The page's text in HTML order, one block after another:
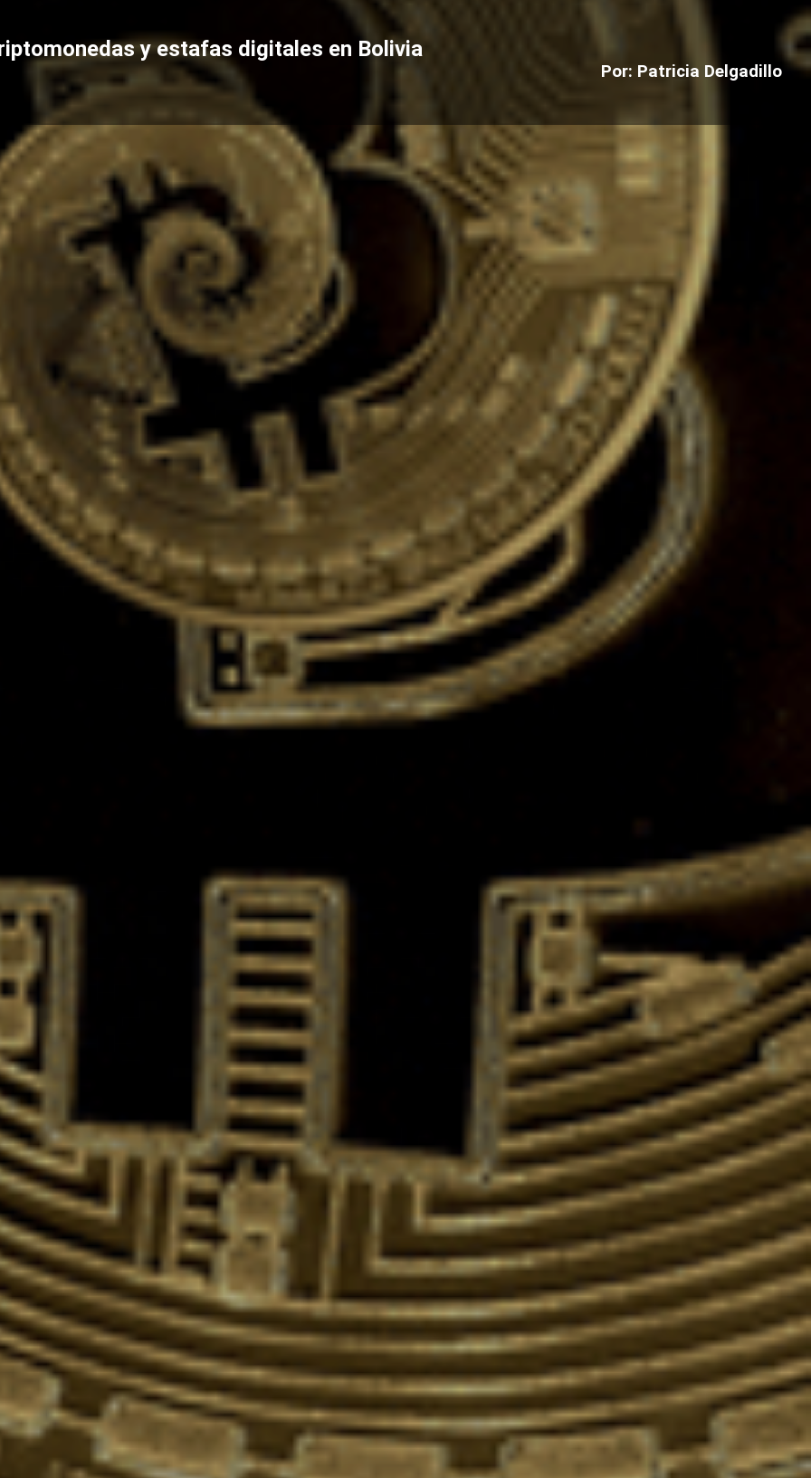
y estafas digitales en Bolivia
Por: Patricia Delgadillo